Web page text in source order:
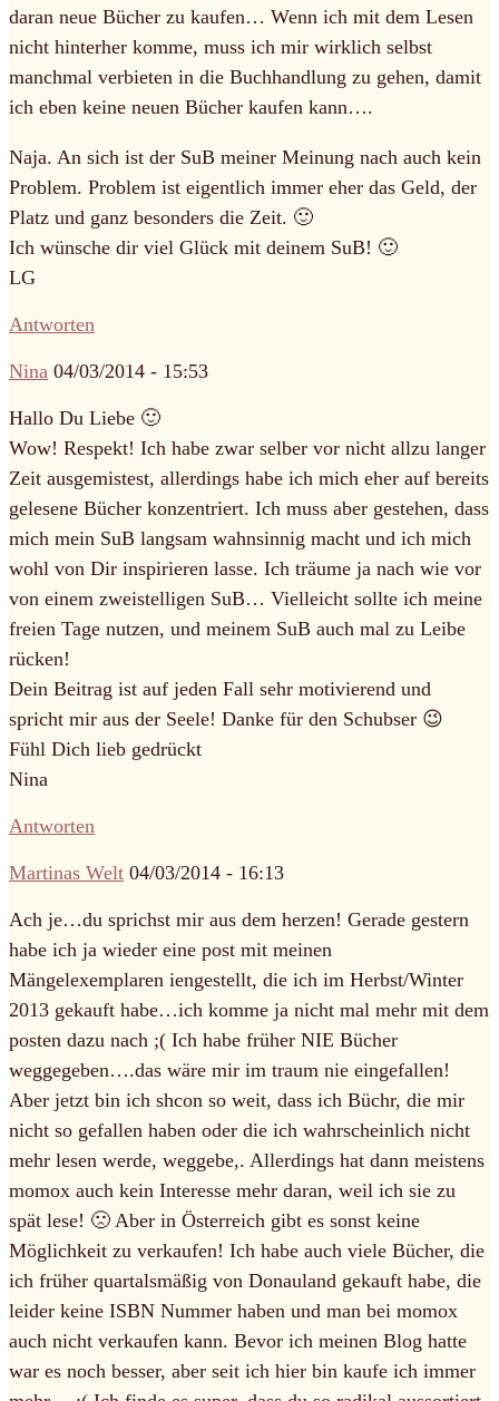
daran neue Bücher zu kaufen… Wenn ich mit dem Lesen
nicht hinterher komme, muss ich mir wirklich selbst
manchmal verbieten in die Buchhandlung zu gehen, damit
ich eben keine neuen Bücher kaufen kann….
Naja. An sich ist der SuB meiner Meinung nach auch kein
Problem. Problem ist eigentlich immer eher das Geld, der
Platz und ganz besonders die Zeit. 🙂
Ich wünsche dir viel Glück mit deinem SuB! 🙂
LG
Antworten
Nina 04/03/2014 - 15:53
Hallo Du Liebe 🙂
Wow! Respekt! Ich habe zwar selber vor nicht allzu langer
Zeit ausgemistest, allerdings habe ich mich eher auf bereits
gelesene Bücher konzentriert. Ich muss aber gestehen, dass
mich mein SuB langsam wahnsinnig macht und ich mich
wohl von Dir inspirieren lasse. Ich träume ja nach wie vor
von einem zweistelligen SuB… Vielleicht sollte ich meine
freien Tage nutzen, und meinem SuB auch mal zu Leibe
rücken!
Dein Beitrag ist auf jeden Fall sehr motivierend und
spricht mir aus der Seele! Danke für den Schubser 😉
Fühl Dich lieb gedrückt
Nina
Antworten
Martinas Welt 04/03/2014 - 16:13
Ach je…du sprichst mir aus dem herzen! Gerade gestern
habe ich ja wieder eine post mit meinen
Mängelexemplaren iengestellt, die ich im Herbst/Winter
2013 gekauft habe…ich komme ja nicht mal mehr mit dem
posten dazu nach ;( Ich habe früher NIE Bücher
weggegeben….das wäre mir im traum nie eingefallen!
Aber jetzt bin ich shcon so weit, dass ich Büchr, die mir
nicht so gefallen haben oder die ich wahrscheinlich nicht
mehr lesen werde, weggebe,. Allerdings hat dann meistens
momox auch kein Interesse mehr daran, weil ich sie zu
spät lese! 🙁 Aber in Österreich gibt es sonst keine
Möglichkeit zu verkaufen! Ich habe auch viele Bücher, die
ich früher quartalsmäßig von Donauland gekauft habe, die
leider keine ISBN Nummer haben und man bei momox
auch nicht verkaufen kann. Bevor ich meinen Blog hatte
war es noch besser, aber seit ich hier bin kaufe ich immer